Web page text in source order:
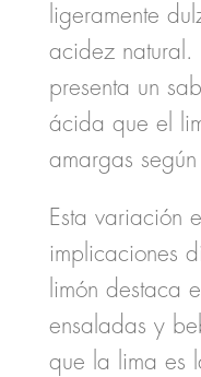
ligeramente
acidez natural.
presenta un
ácida que el
amargas
Esta variación
implicaciones
limón destaca
ensaladas y
que la lima es